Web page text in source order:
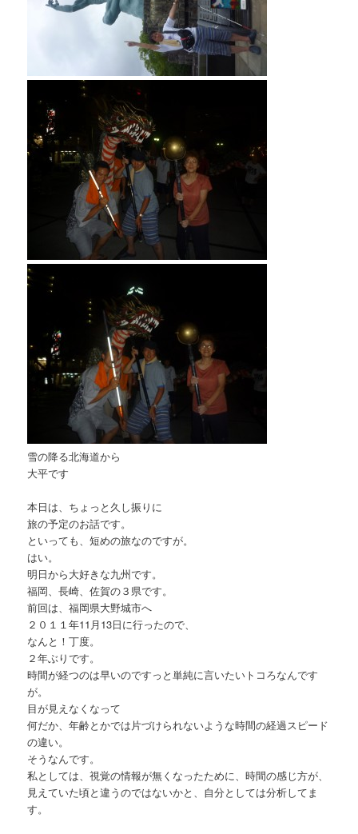
雪の降る北海道から
大平です
本日は、ちょっと久し振りに
旅の予定のお話です。
といっても、短めの旅なのですが。
はい。
明日から大好きな九州です。
福岡、長崎、佐賀の３県です。
前回は、福岡県大野城市へ
２０１１年11月13日に行ったので、
なんと！丁度。
２年ぶりです。
時間が経つのは早いのですっと単純に言いたいトコろなんです
が。
目が見えなくなって
何だか、年齢とかでは片づけられないような時間の経過スピード
の違い。
そうなんです。
私としては、視覚の情報が無くなったために、時間の感じ方が、
見えていた頃と違うのではないかと、自分としては分析してま
す。